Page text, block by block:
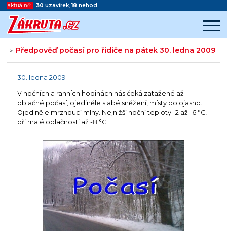
aktuálně: 30 uzavírek,18 nehod
> Předpověď počasí pro řidiče na pátek 30. ledna 2009
Začátek reklamy
30. ledna 2009
V nočních a ranních hodinách nás čeká zatažené až
oblačné počasí, ojediněle slabé sněžení, místy polojasno.
Ojediněle mrznoucí mlhy. Nejnižší noční teploty -2 až -6 °C,
při malé oblačnosti až -8 °C.